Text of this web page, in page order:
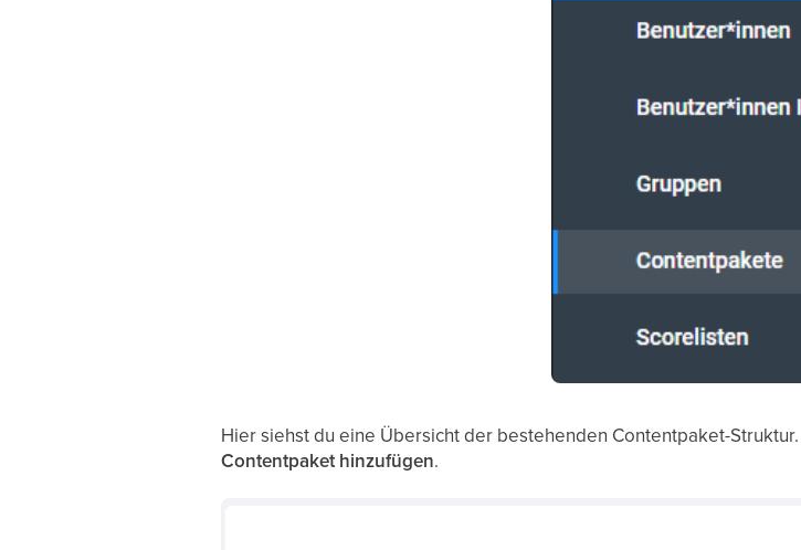
Hier siehst du eine Übersicht der bestehenden Contentpaket-
Contentpaket hinzufügen.